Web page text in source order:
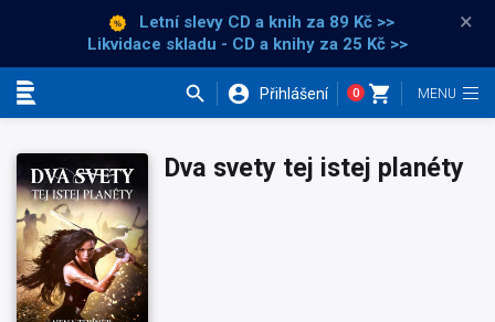
Letní slevy CD a knih za 89 Kč >>
Likvidace skladu - CD a knihy za 25 Kč >>
×
Přihlášení 0
Dva svety tej istej planéty